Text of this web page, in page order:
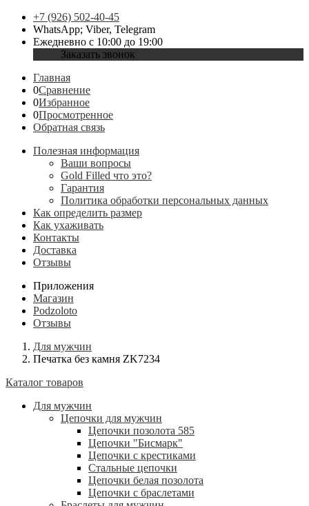
+7 (926) 502-40-45
WhatsApp; Viber, Telegram
Ежедневно с 10:00 до 19:00
Заказать звонок
Главная
0Сравнение
0Избранное
0Просмотренное
Обратная связь
Полезная информация
Ваши вопросы
Gold Filled что это?
Гарантия
Политика обработки персональных данных
Как определить размер
Как ухаживать
Контакты
Доставка
Отзывы
Приложения
Магазин
Podzoloto
Отзывы
Для мужчин
Печатка без камня ZK7234
Каталог товаров
Для мужчин
Цепочки для мужчин
Цепочки позолота 585
Цепочки "Бисмарк"
Цепочки с крестиками
Стальные цепочки
Цепочки белая позолота
Цепочки с браслетами